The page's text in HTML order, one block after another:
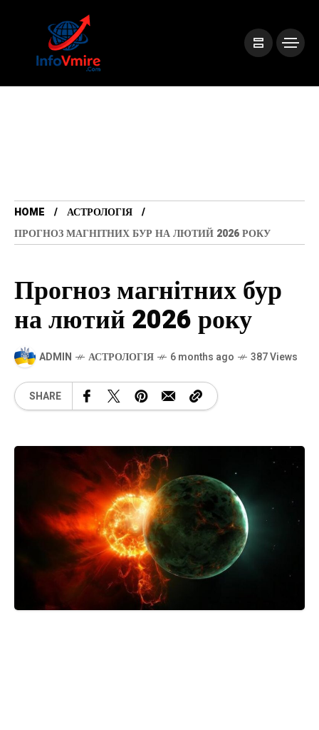
HOME
АСТРОЛОГІЯ
ПРОГНОЗ МАГНІТНИХ БУР НА ЛЮТИЙ 2026 РОКУ
Прогноз магнітних бур
на лютий 2026 року
ADMIN АСТРОЛОГІЯ 6 months ago 387 Views
SHARE